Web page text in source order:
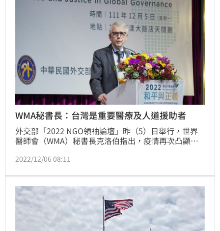
WMA秘書長：台灣是重要醫療及人道援助者
外交部「2022 NGO領袖論壇」昨（5）日舉行，世界
醫師會（WMA）秘書長克洛伯指出，疫情再次凸顯全
害且不公平，因為台灣是全球重要醫療及人道援助者。
2022/12/06 08:11